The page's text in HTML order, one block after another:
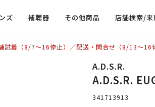
ズ 補聴器 その他商品 店舗検索/
試着（8/7〜16停止）／配送・問合せ（8/13〜16
A.D.S.R.
A.D.S.R.
341713913